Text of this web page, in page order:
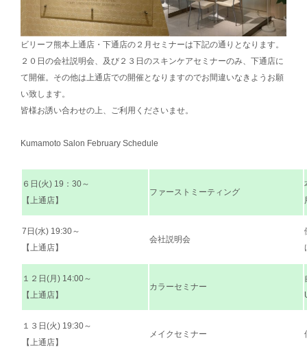
ビリーフ熊本上通店・下通店の２月セミナーは下記の通りとなります。
２０日の会社説明会、及び２３日のスキンケアセミナーのみ、下通店に
て開催。その他は上通店での開催となりますのでお間違いなきようお願
い致します。
皆様お誘い合わせの上、ご利用くださいませ。
Kumamoto Salon February Schedule
６日(火) 19：30～
【上通店】
ファーストミーティング
7日(水) 19:30～
【上通店】
会社説明会
１２日(月) 14:00～
【上通店】
カラーセミナー
１３日(火) 19:30～
【上通店】
メイクセミナー